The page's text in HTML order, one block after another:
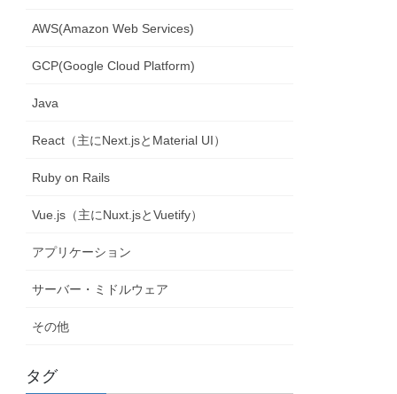
AWS(Amazon Web Services)
GCP(Google Cloud Platform)
Java
React（主にNext.jsとMaterial UI）
Ruby on Rails
Vue.js（主にNuxt.jsとVuetify）
アプリケーション
サーバー・ミドルウェア
その他
タグ